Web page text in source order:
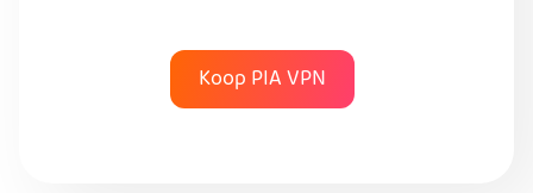
Koop PIA VPN